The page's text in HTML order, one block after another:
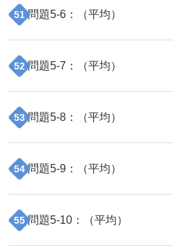
51 問題5-6 ：（平均）
52 問題5-7 ：（平均）
53 問題5-8 ：（平均）
54 問題5-9 ：（平均）
55 問題5-10 ：（平均）